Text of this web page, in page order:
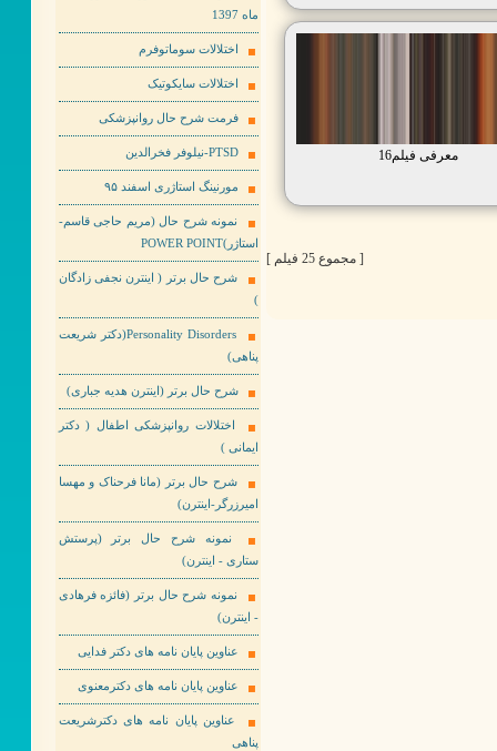
معرفی فیلم16
[ مجموع 25 فیلم ]
ماه 1397
اختلالات سوماتوفرم
اختلالات سایکوتیک
فرمت شرح حال روانپزشکی
PTSD-نیلوفر فخرالدین
مورنینگ استاژری اسفند ۹۵
نمونه شرح حال (مریم حاجی قاسم-
استاژر)POWER POINT
شرح حال برتر ( اینترن نجفی زادگان
)
Personality Disorders(دکتر شریعت
پناهی)
شرح حال برتر (اینترن هدیه جباری)
اختلالات روانپزشکی اطفال ( دکتر
ایمانی )
شرح حال برتر (مانا فرحناک و مهسا
امیرزرگر-اینترن)
نمونه شرح حال برتر (پرستش
ستاری - اینترن)
نمونه شرح حال برتر (فائزه فرهادی
- اینترن)
عناوین پایان نامه های دکتر فدایی
عناوین پایان نامه های دکترمعنوی
عناوین پایان نامه های دکترشریعت
پناهی